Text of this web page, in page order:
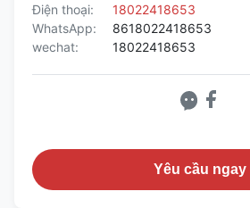
Điện thoại:
18022418653
WhatsApp:
8618022418653
wechat:
18022418653
Yêu cầu ngay